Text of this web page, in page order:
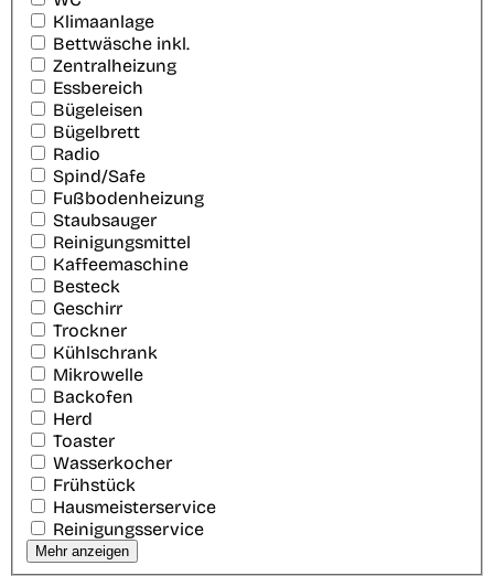
Klimaanlage
Bettwäsche inkl.
Zentralheizung
Essbereich
Bügeleisen
Bügelbrett
Radio
Spind/Safe
Fußbodenheizung
Staubsauger
Reinigungsmittel
Kaffeemaschine
Besteck
Geschirr
Trockner
Kühlschrank
Mikrowelle
Backofen
Herd
Toaster
Wasserkocher
Frühstück
Hausmeisterservice
Reinigungsservice
Mehr anzeigen